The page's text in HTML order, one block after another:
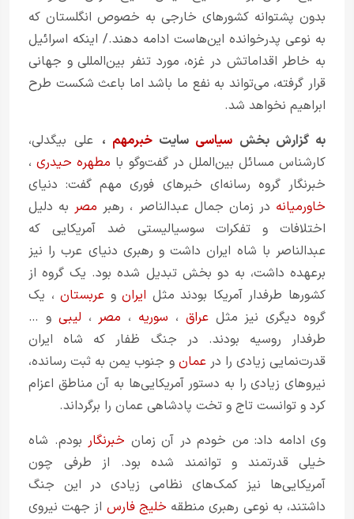
بدون پشتوانه کشورهای خارجی به ‌خصوص انگلستان که
به نوعی پدرخوانده این‌هاست ادامه دهند./ اینکه اسرائیل
به خاطر اقداماتش در غزه، مورد تنفر بین‌المللی و جهانی
قرار گرفته، می‌تواند به نفع ما باشد اما باعث شکست طرح
ابراهیم نخواهد شد.
به گزارش بخش سیاسی سایتخبرمهم ، علی بیگدلی،
کارشناس مسائل بین‌الملل در گفت‌وگو با مطهره حیدری،
خبرنگار گروه رسانه‌ای خبرهای فوری مهم گفت: دنیای
خاورمیانه در زمان جمال عبدالناصر ، رهبر مصر به دلیل
اختلافات و تفکرات سوسیالیستی ضد آمریکایی که
عبدالناصر با شاه ایران داشت و رهبری دنیای عرب را نیز
بر‌عهده داشت، به دو بخش تبدیل شده بود. یک گروه از
کشورها طرفدار آمریکا بودند مثل ایرانو عربستان، یک
گروه دیگری نیز مثلعراق ، سوریه ، مصر ، لیبی و …
طرفدار روسیه بودند. در جنگ ظفار که شاه ایران
قدرت‌نمایی زیادی را درعمان و جنوب یمن به ثبت رسانده،
نیروهای زیادی را به دستور آمریکایی‌ها به آن مناطق اعزام
کرد و توانست تاج و تخت پادشاهی عمان را برگرداند.
وی ادامه داد: من خودم در آن زمان خبرنگار بودم. شاه
خیلی قدرتمند و توانمند شده بود. از طرفی چون
آمریکایی‌ها نیز کمک‌های نظامی زیادی در این جنگ
داشتند، به نوعی رهبری منطقه خلیج فارس از جهت نیروی